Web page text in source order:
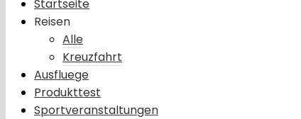
Startseite
Reisen
Alle
Kreuzfahrt
Ausfluege
Produkttest
Sportveranstaltungen